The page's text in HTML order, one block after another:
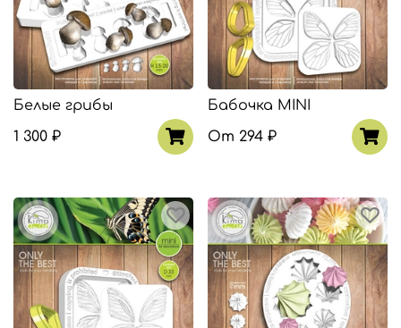
Белые грибы
1 300 ₽
Бабочка MINI
От 294 ₽